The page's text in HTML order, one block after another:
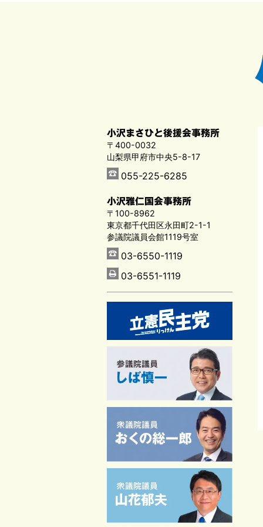
小沢まさひと後援会事務所
〒400-0032
山梨県甲府市中央5-8-17
055-225-6285
小沢雅仁国会事務所
〒100-8962
東京都千代田区永田町2-1-1
参議院議員会館1119号室
03-6550-1119
03-6551-1119